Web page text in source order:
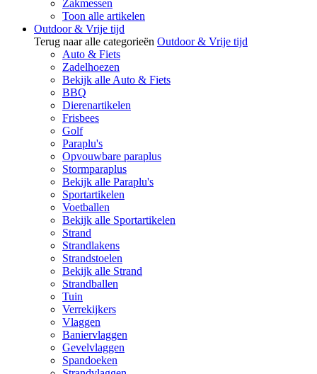
Zakmessen
Toon alle artikelen
Outdoor & Vrije tijd
Terug naar alle categorieën Outdoor & Vrije tijd
Auto & Fiets
Zadelhoezen
Bekijk alle Auto & Fiets
BBQ
Dierenartikelen
Frisbees
Golf
Paraplu's
Opvouwbare paraplus
Stormparaplus
Bekijk alle Paraplu's
Sportartikelen
Voetballen
Bekijk alle Sportartikelen
Strand
Strandlakens
Strandstoelen
Bekijk alle Strand
Strandballen
Tuin
Verrekijkers
Vlaggen
Baniervlaggen
Gevelvlaggen
Spandoeken